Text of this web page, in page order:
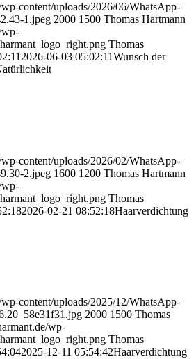
content/uploads/2026/06/WhatsApp-
1.jpeg 2000 1500 Thomas Hartmann
wp-
Thomas
2026-06-03 05:02:11Wunsch der
content/uploads/2026/02/WhatsApp-
2.jpeg 1600 1200 Thomas Hartmann
wp-
Thomas
2026-02-21 08:52:18Haarverdichtung
content/uploads/2025/12/WhatsApp-
2000 1500 Thomas
wp-
Thomas
2025-12-11 05:54:42Haarverdichtung